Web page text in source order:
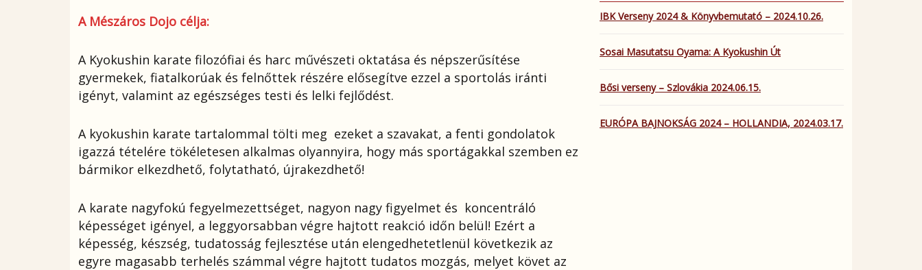
A Mészáros Dojo célja:
A Kyokushin karate filozófiai és harc művészeti oktatása és népszerűsítése
gyermekek, fiatalkorúak és felnőttek részére elősegítve ezzel a sportolás iránti
igényt, valamint az egészséges testi és lelki fejlődést.
A kyokushin karate tartalommal tölti meg ezeket a szavakat, a fenti gondolatok
igazzá tételére tökéletesen alkalmas olyannyira, hogy más sportágakkal szemben ez
bármikor elkezdhető, folytatható, újrakezdhető!
A karate nagyfokú fegyelmezettséget, nagyon nagy figyelmet és koncentráló
képességet igényel, a leggyorsabban végre hajtott reakció időn belül! Ezért a
képesség, készség, tudatosság fejlesztése után elengedhetetlenül következik az
egyre magasabb terhelés számmal végre hajtott tudatos mozgás, melyet követ az
IBK Verseny 2024 & Könyvbemutató – 2024.10.26.
Sosai Masutatsu Oyama: A Kyokushin Út
Bősi verseny – Szlovákia 2024.06.15.
EURÓPA BAJNOKSÁG 2024 – HOLLANDIA, 2024.03.17.